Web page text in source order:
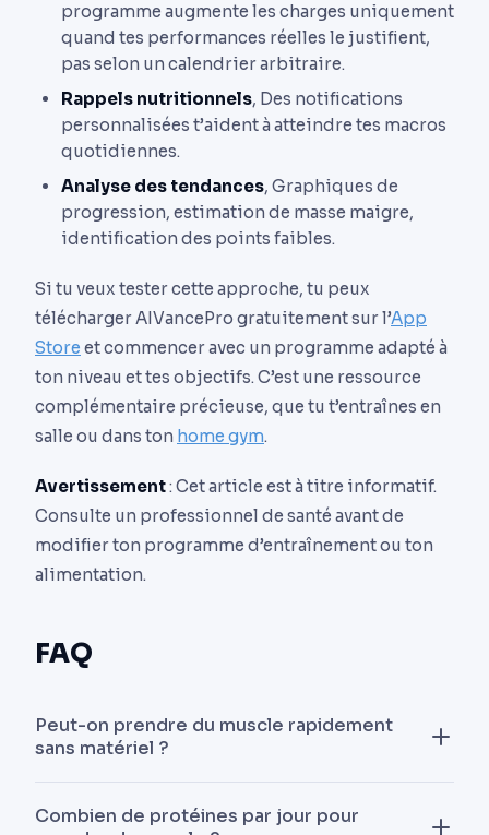
programme augmente les charges uniquement
quand tes performances réelles le justifient,
pas selon un calendrier arbitraire.
Rappels nutritionnels, Des notifications
personnalisées t’aident à atteindre tes macros
quotidiennes.
Analyse des tendances, Graphiques de
progression, estimation de masse maigre,
identification des points faibles.
Si tu veux tester cette approche, tu peux
télécharger AIVancePro gratuitement sur l’App
Store et commencer avec un programme adapté à
ton niveau et tes objectifs. C’est une ressource
complémentaire précieuse, que tu t’entraînes en
salle ou dans ton home gym.
Avertissement: Cet article est à titre informatif.
Consulte un professionnel de santé avant de
modifier ton programme d’entraînement ou ton
alimentation.
FAQ
Peut-on prendre du muscle rapidement
sans matériel ?
débutant, à condition d’appliquer une surcharge
Combien de protéines par jour pour